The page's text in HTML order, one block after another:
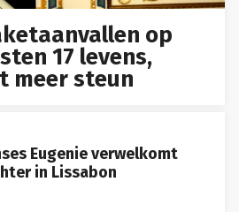
op
17 levens,
meer steun
Eugenie verwelkomt
in Lissabon